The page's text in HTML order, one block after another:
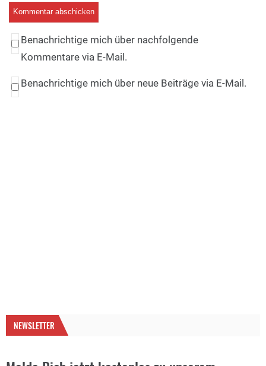
Benachrichtige mich über nachfolgende
Kommentare via E-Mail.
Benachrichtige mich über neue Beiträge via E-Mail.
NEWSLETTER